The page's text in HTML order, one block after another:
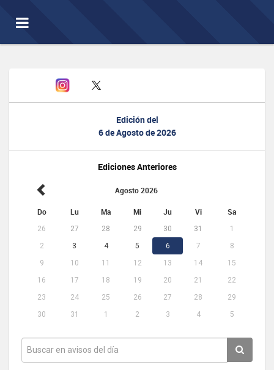
Toggle
navigation
Edición del
6 de Agosto de 2026
Ediciones Anteriores
Agosto 2026
Do Lu Ma Mi Ju Vi Sa
26 27 28 29 30 31
1
2
3 4 5 6 7
8
9
10 11 12 13 14
15
16
17 18 19 20 21
22
23
24 25 26 27 28
29
30
31 1 2 3 4 5